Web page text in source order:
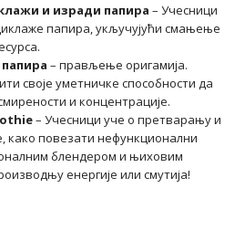
и изради папира – Учесници
папира, укључујући смањење
– прављење оригамија.
своје уметничке способности да
и концентрације.
– Учесници уче о претварању и
како повезати нефункционални
блендером и њиховим
енергије или смутија!